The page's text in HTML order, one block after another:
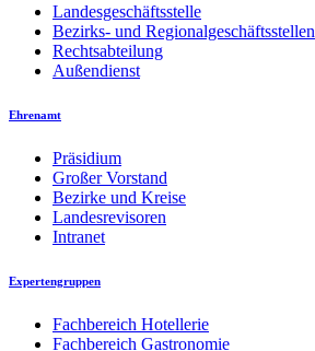
Landesgeschäftsstelle
Bezirks- und Regionalgeschäftsstellen
Rechtsabteilung
Außendienst
Ehrenamt
Präsidium
Großer Vorstand
Bezirke und Kreise
Landesrevisoren
Intranet
Expertengruppen
Fachbereich Hotellerie
Fachbereich Gastronomie